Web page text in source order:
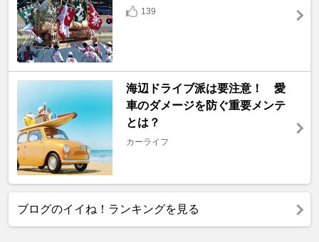
139
海辺ドライブ派は要注意！ 愛
車のダメージを防ぐ重要メンテ
とは？
カーライフ
ブログのイイね！ランキングを見る